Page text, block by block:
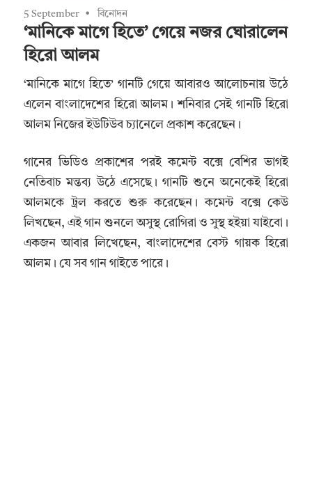
5 September বিনোদন
‘মানিকে মাগে হিতে’ গেয়ে নজর ঘোরালেন
হিরো আলম
‘মানিকে মাগে হিতে’ গানটি গেয়ে আবারও আলোচনায় উঠে
এলেন বাংলাদেশের হিরো আলম। শনিবার সেই গানটি হিরো
আলম নিজের ইউটিউব চ্যানেলে প্রকাশ করেছেন।
গানের ভিডিও প্রকাশের পরই কমেন্ট বক্সে বেশির ভাগই
নেতিবাচ মন্তব্য উঠে এসেছে। গানটি শুনে অনেকেই হিরো
আলমকে ট্রল করতে শুরু করেছেন। কমেন্ট বক্সে কেউ
লিখছেন, এই গান শুনলে অসুস্থ রোগিরা ও সুস্থ হইয়া যাইবো।
একজন আবার লিখেছেন, বাংলাদেশের বেস্ট গায়ক হিরো
আলম। যে সব গান গাইতে পারে।